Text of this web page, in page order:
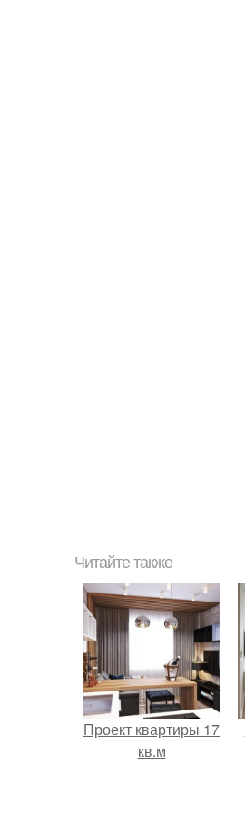
Читайте также
Проект квартиры 17
кв.м